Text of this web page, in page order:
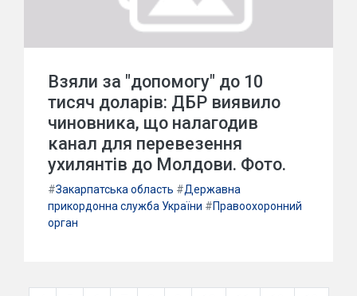
Взяли за "допомогу" до 10
тисяч доларів: ДБР виявило
чиновника, що налагодив
канал для перевезення
ухилянтів до Молдови. Фото.
#Закарпатська область #Державна
прикордонна служба України #Правоохоронний
орган